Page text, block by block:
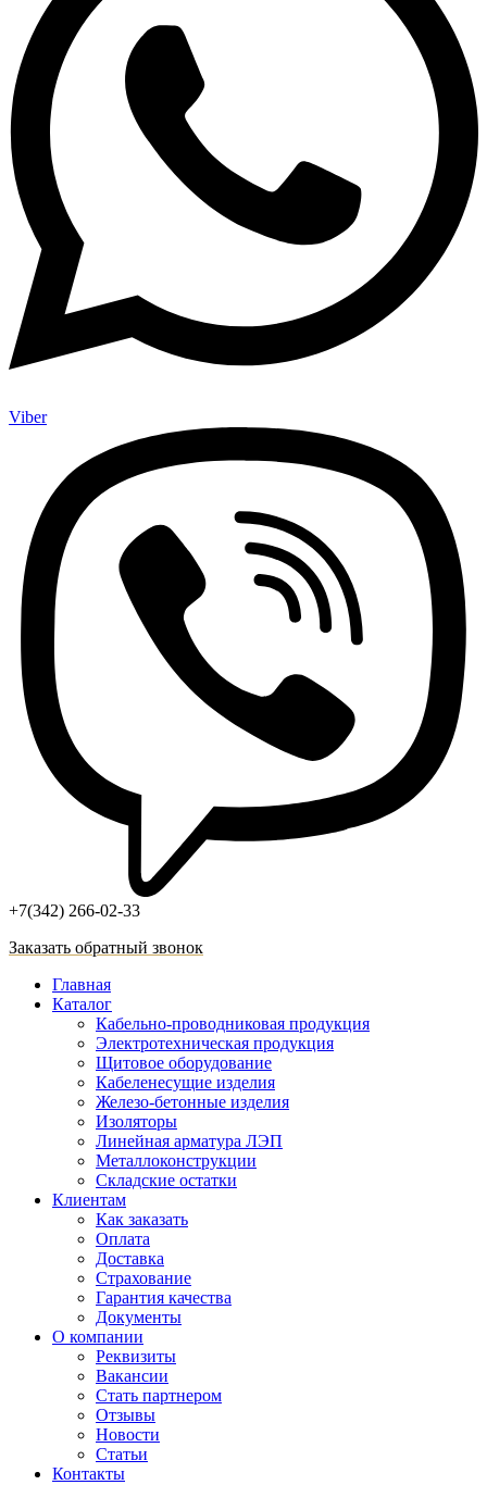
Viber
+7(342) 266-02-33
Заказать обратный звонок
Главная
Каталог
Кабельно-проводниковая продукция
Электротехническая продукция
Щитовое оборудование
Кабеленесущие изделия
Железо-бетонные изделия
Изоляторы
Линейная арматура ЛЭП
Металлоконструкции
Складские остатки
Клиентам
Как заказать
Оплата
Доставка
Страхование
Гарантия качества
Документы
О компании
Реквизиты
Вакансии
Стать партнером
Отзывы
Новости
Статьи
Контакты